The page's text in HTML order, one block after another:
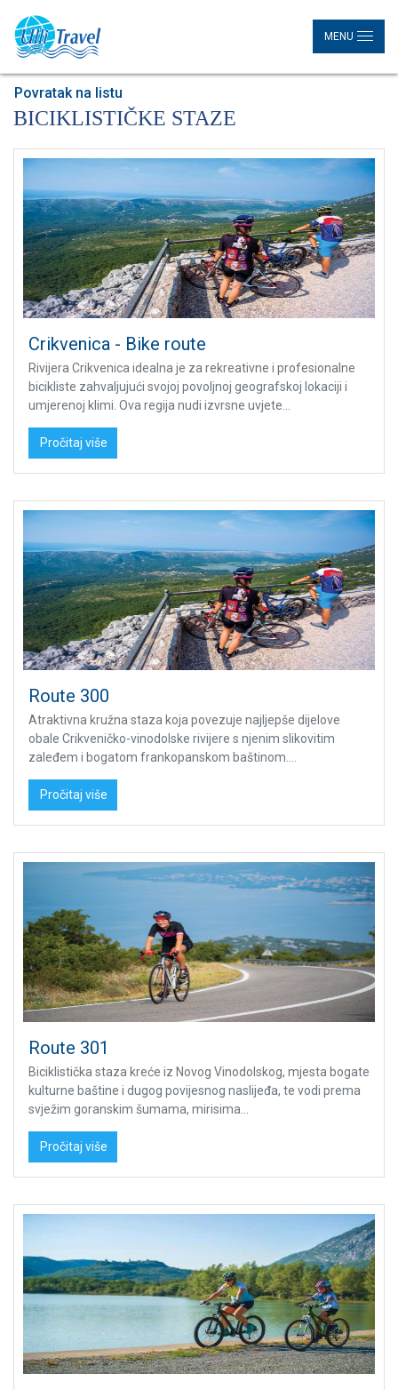
MENU
Povratak na listu
BICIKLISTIČKE STAZE
Crikvenica - Bike route
Rivijera Crikvenica idealna je za rekreativne i profesionalne
bicikliste zahvaljujući svojoj povoljnoj geografskoj lokaciji i
umjerenoj klimi. Ova regija nudi izvrsne uvjete...
Pročitaj više
Route 300
Atraktivna kružna staza koja povezuje najljepše dijelove
obale Crikveničko-vinodolske rivijere s njenim slikovitim
zaleđem i bogatom frankopanskom baštinom....
Pročitaj više
Route 301
Biciklistička staza kreće iz Novog Vinodolskog, mjesta bogate
kulturne baštine i dugog povijesnog naslijeđa, te vodi prema
svježim goranskim šumama, mirisima...
Pročitaj više